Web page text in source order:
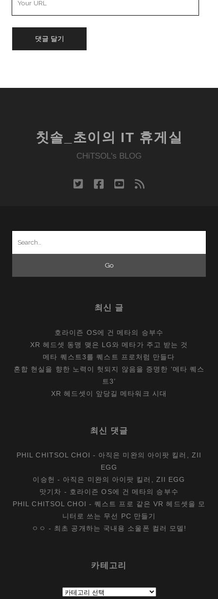
칫솔_초이의 IT 휴게실
CHiTSOL's BLOG
twitterfacebook
youtube
rss
최신 글
호라이즌 OS에 건 메타의 승부수
XR 헤드셋 동맹 맺은 LG와 메타가 주고 받는 것
메타 퀘스트3를 퀘스트 프로처럼 만들다
혼합 현실을 향한 노력이 헛되지 않음을 증명한 ‘메타 퀘스
트3’
XR 헤드셋이 앞당길 메타워크 시대
최신 댓글
PHIL CHITSOL CHOI - 아직은 미완의 아이팟 킬러, ZII
EGG
이승헌 - 아직은 미완의 아이팟 킬러, ZII EGG
맛기차 - 호라이즌 OS에 건 메타의 승부수
PHIL CHITSOL CHOI -퀘스트 프로 같은 VR 헤드셋을 모
니터로 쓰는 무선 PC 만들기
ㅇㅇ - 최초 공개하는 국내용 소울폰 컬러 모델!
카테고리
테